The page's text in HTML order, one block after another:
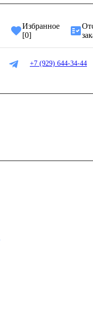
Избранное
[0]
+7 (929) 644-34-44